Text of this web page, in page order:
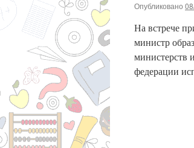
Опубликовано
На встрече
министр
министерств
федерации